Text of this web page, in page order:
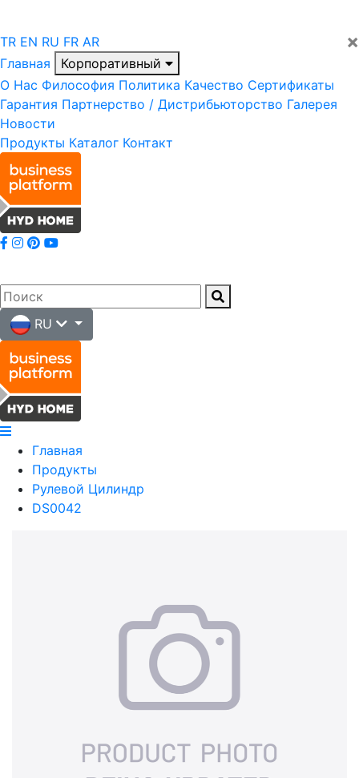
×
TR EN RU FR AR
Главная
Корпоративный
О Нас Философия Политика Качество Сертификаты
Гарантия Партнерство / Дистрибьюторство Галерея
Новости
Продукты Каталог Контакт
RU
Главная
Продукты
Рулевой Цилиндр
DS0042